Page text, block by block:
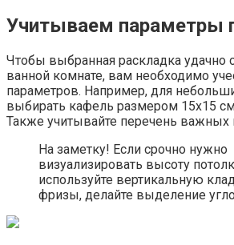
Учитываем параметры
Чтобы выбранная раскладка удачно
ванной комнате, вам необходимо
параметров. Например, для
выбирать кафель размером 15х15
Также учитывайте перечень важных
На заметку! Если срочно нужно
визуализировать высоту
используйте вертикальную
фризы, делайте выделение